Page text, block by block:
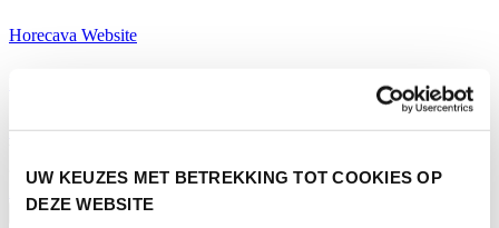
UW KEUZES MET BETREKKING TOT COOKIES OP
DEZE WEBSITE
Horecava Website
Horecava Social Media
Bezoeken